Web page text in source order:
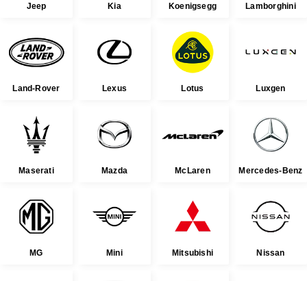
Jeep Kia Koenigsegg Lamborghini
Land-Rover Lexus Lotus Luxgen
Maserati Mazda McLaren Mercedes-Benz
MG Mini Mitsubishi Nissan